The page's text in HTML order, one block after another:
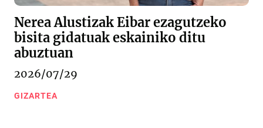
Nerea Alustizak Eibar ezagutzeko
bisita gidatuak eskainiko ditu
abuztuan
2026/07/29
GIZARTEA